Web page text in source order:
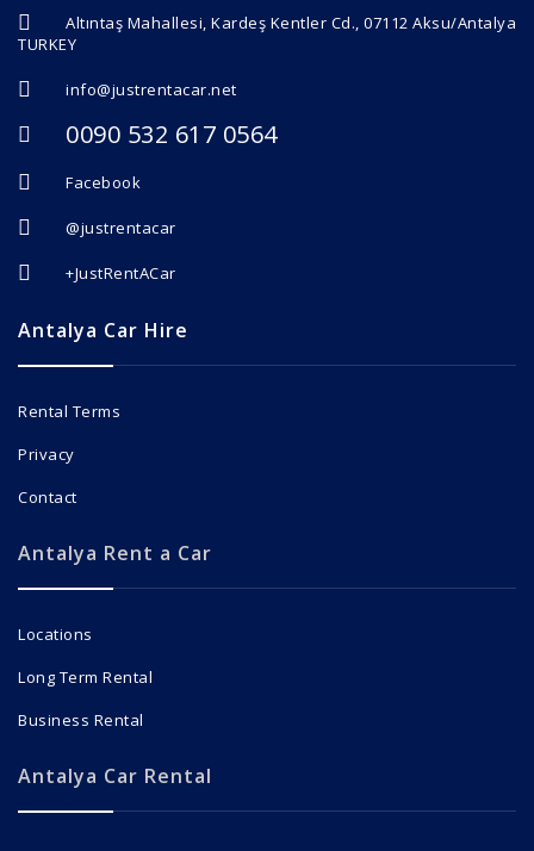
Altıntaş Mahallesi, Kardeş Kentler Cd., 07112 Aksu/Antalya
TURKEY
info@justrentacar.net
0090 532 617 0564
Facebook
@justrentacar
+JustRentACar
Antalya Car Hire
Rental Terms
Privacy
Contact
Antalya Rent a Car
Locations
Long Term Rental
Business Rental
Antalya Car Rental